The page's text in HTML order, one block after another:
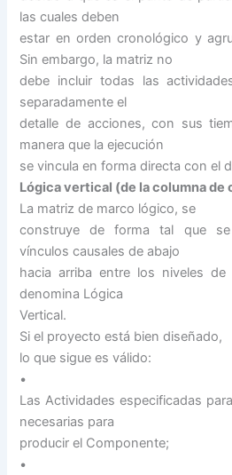
las cuales deben
estar en orden cronológico y
Sin embargo, la matriz no
debe incluir todas las
separadamente el
detalle de acciones, con sus
manera que la ejecución
se vincula en forma directa con el
Lógica vertical (de la columna de
La matriz de marco lógico, se
construye de forma tal que
vínculos causales de abajo
hacia arriba entre los niveles
denomina Lógica
Vertical.
Si el proyecto está bien diseñado,
lo que sigue es válido:
•
Las Actividades especificadas
necesarias para
producir el Componente;
•